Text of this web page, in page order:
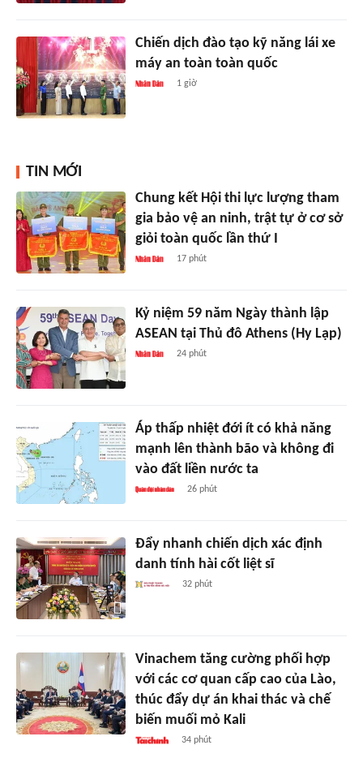
Chiến dịch đào tạo kỹ năng lái xe
máy an toàn toàn quốc
1 giờ
TIN MỚI
Chung kết Hội thi lực lượng tham
gia bảo vệ an ninh, trật tự ở cơ sở
giỏi toàn quốc lần thứ I
17 phút
Kỷ niệm 59 năm Ngày thành lập
ASEAN tại Thủ đô Athens (Hy Lạp)
24 phút
Áp thấp nhiệt đới ít có khả năng
mạnh lên thành bão và không đi
vào đất liền nước ta
26 phút
Đẩy nhanh chiến dịch xác định
danh tính hài cốt liệt sĩ
32 phút
Vinachem tăng cường phối hợp
với các cơ quan cấp cao của Lào,
thúc đẩy dự án khai thác và chế
biến muối mỏ Kali
34 phút